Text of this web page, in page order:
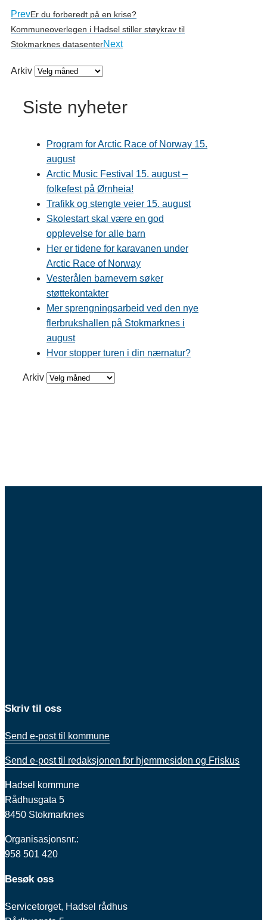
PrevEr du forberedt på en krise?
Kommuneoverlegen i Hadsel stiller støykrav til
Stokmarknes datasenterNext
Arkiv
Siste nyheter
Program for Arctic Race of Norway 15.
august
Arctic Music Festival 15. august –
folkefest på Ørnheia!
Trafikk og stengte veier 15. august
Skolestart skal være en god
opplevelse for alle barn
Her er tidene for karavanen under
Arctic Race of Norway
Vesterålen barnevern søker
støttekontakter
Mer sprengningsarbeid ved den nye
flerbrukshallen på Stokmarknes i
august
Hvor stopper turen i din nærnatur?
Arkiv
Skriv til oss
Send e-post til kommune
Send e-post til redaksjonen for hjemmesiden og Friskus
Hadsel kommune
Rådhusgata 5
8450 Stokmarknes
Organisasjonsnr.:
958 501 420
Besøk oss
Servicetorget, Hadsel rådhus